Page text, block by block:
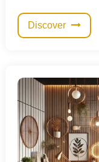
Discover